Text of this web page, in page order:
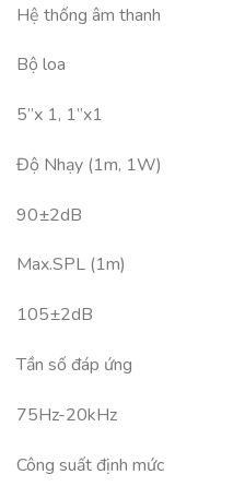
Hệ thống âm thanh
Bộ loa
5”x 1, 1”x1
Độ Nhạy (1m, 1W)
90±2dB
Max.SPL (1m)
105±2dB
Tần số đáp ứng
75Hz-20kHz
Công suất định mức